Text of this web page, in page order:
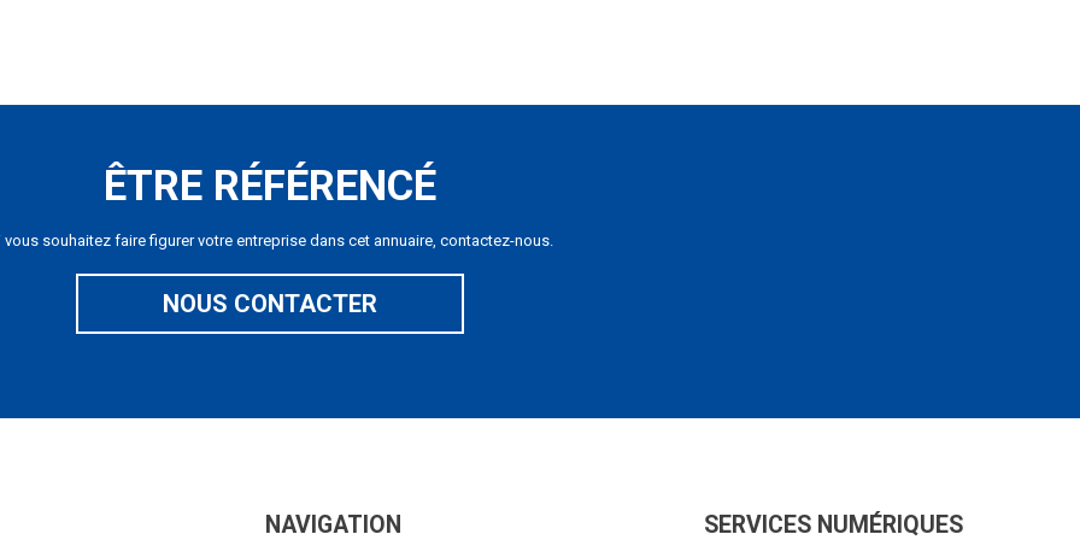
ÊTRE RÉFÉRENCÉ
vous souhaitez faire figurer votre entreprise dans cet annuaire, contactez-nous.
NOUS CONTACTER
NAVIGATION SERVICES NUMÉRIQUES